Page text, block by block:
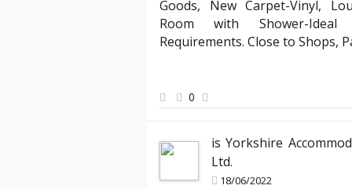
Goods, New Carpet-Vinyl,
Room with Shower-
Requirements. Close to Shops,
0
is Yorkshire
Ltd.
18/06/2022
"Partnering with YAB has been
compliant with all the evolving
peace of mind knowing my